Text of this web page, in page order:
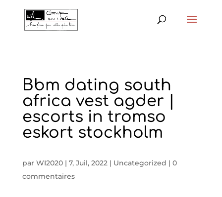
Bbm dating south
africa vest agder |
escorts in tromso
eskort stockholm
par WI2020| 7, Juil, 2022| Uncategorized | 0
commentaires